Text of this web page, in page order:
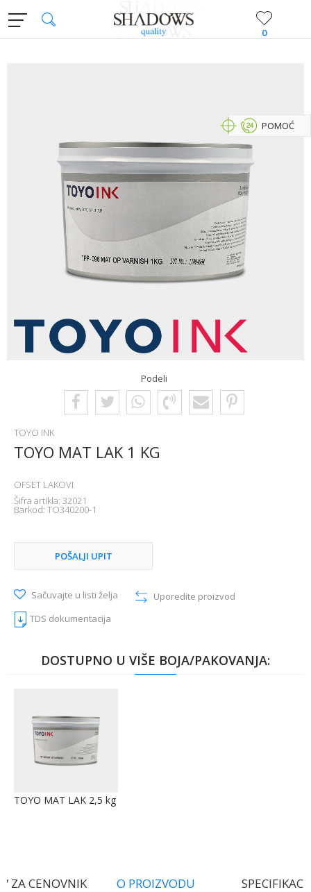
0
Podeli
TOYO INK
TOYO MAT LAK 1 KG
OFSET LAKOVI
Šifra artikla: 32021
Barkod: TO340200-1
POŠALJI UPIT
Sačuvajte u listi želja
Uporedite proizvod
TDS dokumentacija
POMOĆ
DOSTUPNO U VIŠE BOJA/PAKOVANJA:
TOYO MAT LAK 2,5 kg
ZA CENOVNIK O PROIZVODU